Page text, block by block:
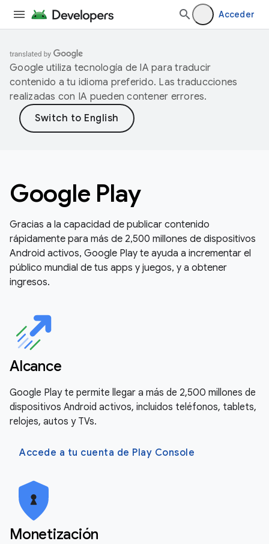
Acceder
Google utiliza tecnología de IA para traducir
contenido a tu idioma preferido. Las traducciones
realizadas con IA pueden contener errores.
Google Play
Gracias a la capacidad de publicar contenido
rápidamente para más de 2,500 millones de dispositivos
Android activos, Google Play te ayuda a incrementar el
público mundial de tus apps y juegos, y a obtener
ingresos.
Alcance
Google Play te permite llegar a más de 2,500 millones de
dispositivos Android activos, incluidos teléfonos, tablets,
relojes, autos y TVs.
Accede a tu cuenta de Play Console
Monetización